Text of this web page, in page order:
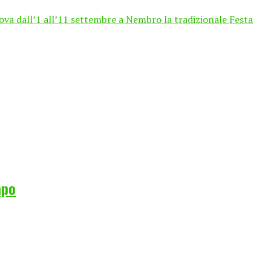
dall’1 all’11 settembre a Nembro la tradizionale Festa